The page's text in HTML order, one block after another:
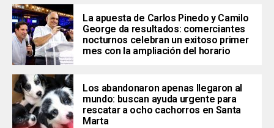
La apuesta de Carlos Pinedo y Camilo
George da resultados: comerciantes
nocturnos celebran un exitoso primer
mes con la ampliación del horario
Los abandonaron apenas llegaron al
mundo: buscan ayuda urgente para
rescatar a ocho cachorros en Santa
Marta